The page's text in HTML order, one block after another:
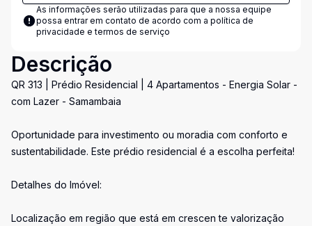
As informações serão utilizadas para que a nossa equipe
possa entrar em contato de acordo com a política de
privacidade e termos de serviço
Descrição
QR 313 | Prédio Residencial | 4 Apartamentos - Energia Solar -
com Lazer - Samambaia
Oportunidade para investimento ou moradia com conforto e
sustentabilidade. Este prédio residencial é a escolha perfeita!
Detalhes do Imóvel:
Localização em região que está em crescen te valorização